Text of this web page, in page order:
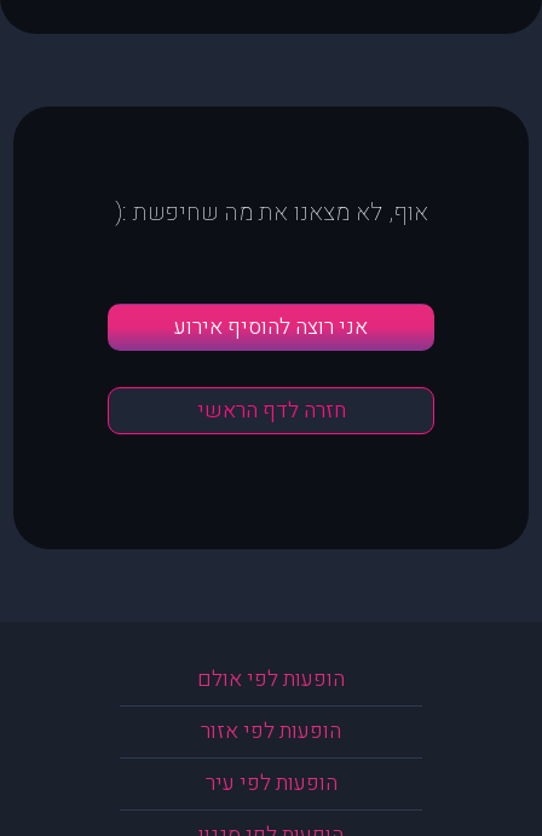
אוף, לא מצאנו את מה שחיפשת :(
אני רוצה להוסיף אירוע
חזרה לדף הראשי
הופעות לפי אולם
הופעות לפי אזור
הופעות לפי עיר